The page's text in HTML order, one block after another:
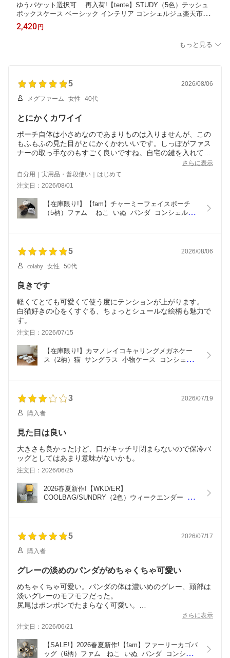
ゆうパケット選択可 再入荷!【tente】STUDY（5色）テッシュ
ボックスケース ベーシック インテリア コンシェルジュ楽天市場
店 ヘミングス公式ショップ ギフト
2,420円
もっと見る
5 2026/08/06
メグファーム 女性 40代
とにかくカワイイ
ポーチ自体は小さめなのであまりものは入りませんが、この
もふもふの見た目がとにかくかわいいです。しっぽがファス
ナーの取っ手なのもすごく良いですね。自宅の鍵を入れてい
さらに表示
自分用｜実用品・普段使い｜はじめて
注文日：2026/08/01
【在庫限り!】【fam】チャーミーフェイスポーチ
（5柄）ファム    ねこ  いぬ  パンダ  コンシェルジ
5 2026/08/06
colaby 女性 50代
良きです
軽くてとても可愛くて使う度にテンションが上がります。
白猫好きの心をくすぐる、ちょっとシュールな絵柄も魅力で
す。
注文日：2026/07/15
【在庫限り!】カマノレイコキャリングメガネケー
ス（2柄）猫  サングラス  小物ケース  コンシェル
3 2026/07/19
購入者
見た目は良い
大きさも良かったけど、口がキッチリ閉まらないので保冷バ
ッグとしてはあまり意味がないかも。
注文日：2026/06/25
2026春夏新作!【WKD/ER】
COOLBAG/SUNDRY（2色）ウィークエンダー  ア
5 2026/07/17
購入者
グレーの淡めのパンダがめちゃくちゃ可愛い
めちゃくちゃ可愛い。パンダの体は濃いめのグレー、頭部は
淡いグレーのモフモフだった。
尻尾はポンポンでたまらなく可愛い。
巾着型の布で中身を隠せるため物が落ちないのも良い。
さらに表示
注文日：2026/06/21
【SALE!】2026春夏新作!【fam】ファーリーカゴバ
ッグ（6柄）ファム   ねこ  いぬ  パンダ  コンシェ